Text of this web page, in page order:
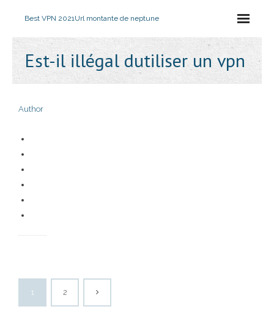
Best VPN 2021Url montante de neptune
Est-il illégal dutiliser un vpn
Author
1 2